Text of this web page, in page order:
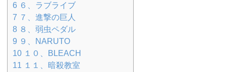
6 ６、ラブライブ
7 ７、進撃の巨人
8 ８、弱虫ペダル
9 ９、NARUTO
10 １０、BLEACH
11 １１、暗殺教室